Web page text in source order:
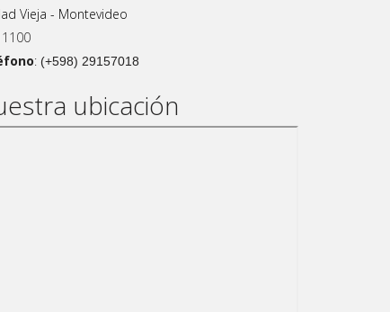
Vieja - Montevideo
: (+598) 29157018
ubicación